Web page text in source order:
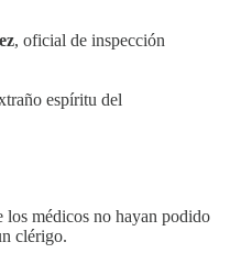
, oficial de inspección
espíritu del
los médicos no hayan podido
clérigo.